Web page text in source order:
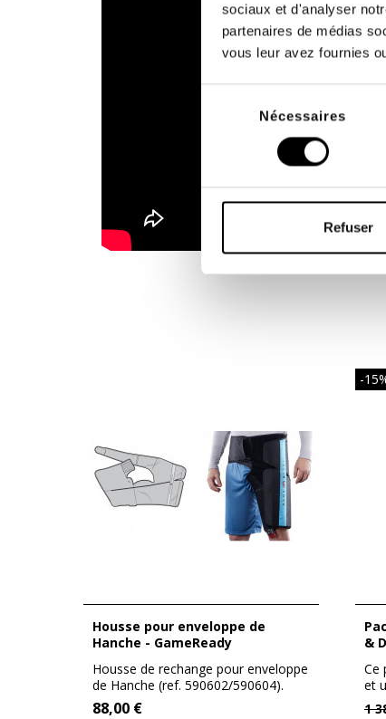
sociaux et d'analyser
partenaires de médias
vous leur avez fournies
consentement
Nécessaires
Refuser
Housse pour enveloppe de
Hanche - GameReady
Housse de rechange pour enveloppe
de Hanche (ref. 590602/590604).
Taille...
88,00 €
-
Pack enveloppe Hanche Gauche
&
Ce
et
de...
1